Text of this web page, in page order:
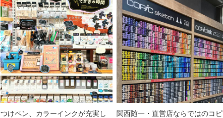
つけペン、カラーインクが充実し
関西随一・直営店ならではのコピ